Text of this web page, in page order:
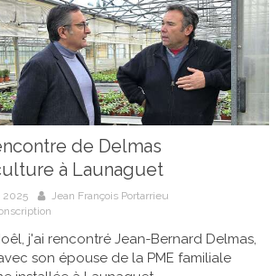
de Delmas
à Launaguet
2025
Jean François Portarrieu
j'ai rencontré Jean-Bernard Delmas,
son épouse de la PME familiale